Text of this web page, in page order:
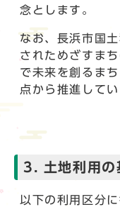
念とします。
なお、長浜市国
されためざすま
で未来を創るま
点から推進してい
3. 土地利用の
以下の利用区分